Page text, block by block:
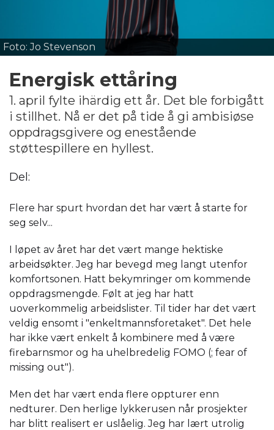
Foto: Jo Stevenson
Energisk ettåring
1. april fylte ihärdig ett år. Det ble forbigått
i stillhet. Nå er det på tide å gi ambisiøse
oppdragsgivere og enestående
støttespillere en hyllest.
Del:
Flere har spurt hvordan det har vært å starte for
seg selv...
I løpet av året har det vært mange hektiske
arbeidsøkter. Jeg har bevegd meg langt utenfor
komfortsonen. Hatt bekymringer om kommende
oppdragsmengde. Følt at jeg har hatt
uoverkommelig arbeidslister. Til tider har det vært
veldig ensomt i "enkeltmannsforetaket". Det hele
har ikke vært enkelt å kombinere med å være
firebarnsmor og ha uhelbredelig FOMO (; fear of
missing out").
Men det har vært enda flere oppturer enn
nedturer. Den herlige lykkerusen når prosjekter
har blitt realisert er uslåelig. Jeg har lært utrolig